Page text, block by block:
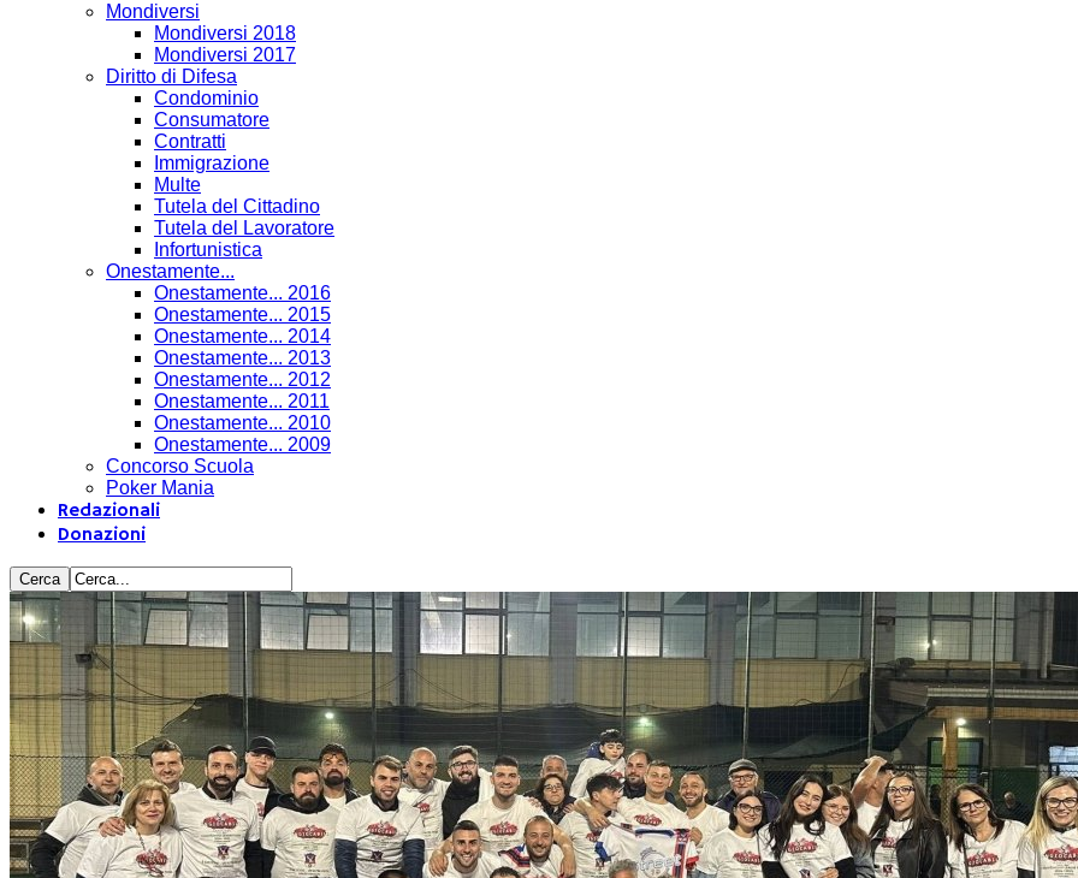
Mondiversi
Mondiversi 2018
Mondiversi 2017
Diritto di Difesa
Condominio
Consumatore
Contratti
Immigrazione
Multe
Tutela del Cittadino
Tutela del Lavoratore
Infortunistica
Onestamente...
Onestamente... 2016
Onestamente... 2015
Onestamente... 2014
Onestamente... 2013
Onestamente... 2012
Onestamente... 2011
Onestamente... 2010
Onestamente... 2009
Concorso Scuola
Poker Mania
Redazionali
Donazioni